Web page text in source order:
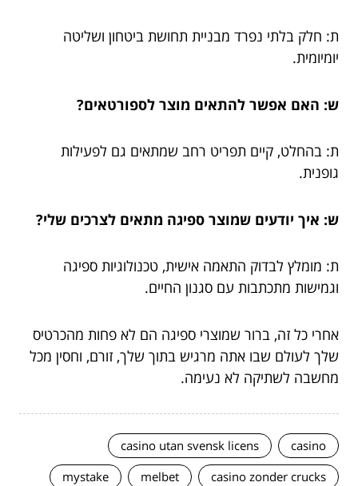
ת: חלק בלתי נפרד מבניית תחושת ביטחון ושליטה
יומיומית.
ש: האם אפשר להתאים מוצר לספורטאים?
ת: בהחלט, קיים תפריט רחב שמתאים גם לפעילות
גופנית.
ש: איך יודעים שמוצר ספיגה מתאים לצרכים שלי?
ת: מומלץ לבדוק התאמה אישית, טכנולוגיות ספיגה
וגמישות מתכתבות עם סגנון החיים.
אחרי כל זה, ברור שמוצרי ספיגה הם לא פחות מהכרטיס
שלך לעולם שבו אתה מרגיש בתוך שלך, זורם, וחסין מכל
מחשבה לשתיקה לא נעימה.
casino
casino utan svensk licens
casino zonder crucks
melbet
mystake